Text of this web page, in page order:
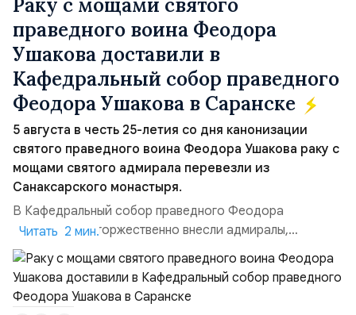
Раку с мощами святого
праведного воина Феодора
Ушакова доставили в
Кафедральный собор праведного
Феодора Ушакова в Саранске
5 августа в честь 25-летия со дня канонизации
святого праведного воина Феодора Ушакова раку с
мощами святого адмирала перевезли из
Санаксарского монастыря.
В Кафедральный собор праведного Феодора
Ушакова раку торжественно внесли адмиралы,
участвовавшие в канонизации святого праведного
воина Феодора Ушакова 25 лет назад:Адмирал
Владимир Прокофьевич Валуев, командующий
Балтийским флотом ВМФ России (2001–2006
Читать 2 мин.